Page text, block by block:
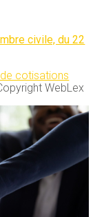
civile, du 22
cotisations
WebLex